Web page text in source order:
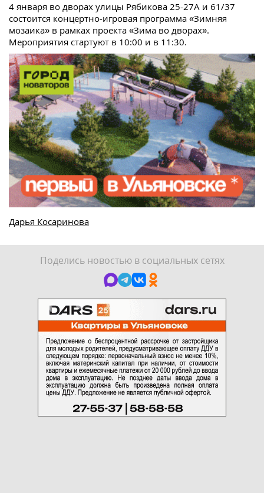
4 января во дворах улицы Рябикова 25-27А и 61/37
состоится концертно-игровая программа «Зимняя
мозаика» в рамках проекта «Зима во дворах».
Мероприятия стартуют в 10:00 и в 11:30.
Дарья Косаринова
Поделись новостью в социальных сетях